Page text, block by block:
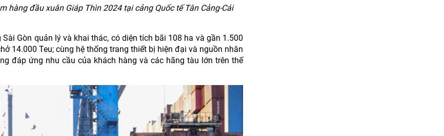
hàng đầu xuân Giáp Thìn 2024 tại cảng Quốc tế Tân Cảng-Cái
Gòn quản lý và khai thác, có diện tích bãi 108 ha và gần 1.500
14.000 Teu; cùng hệ thống trang thiết bị hiện đại và nguồn nhân
đáp ứng nhu cầu của khách hàng và các hãng tàu lớn trên thế